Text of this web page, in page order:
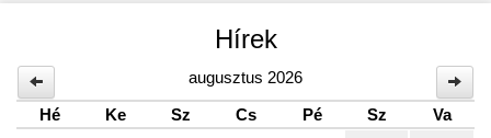
Hírek
augusztus 2026
Hé
Ke Sz Cs Pé Sz
Va